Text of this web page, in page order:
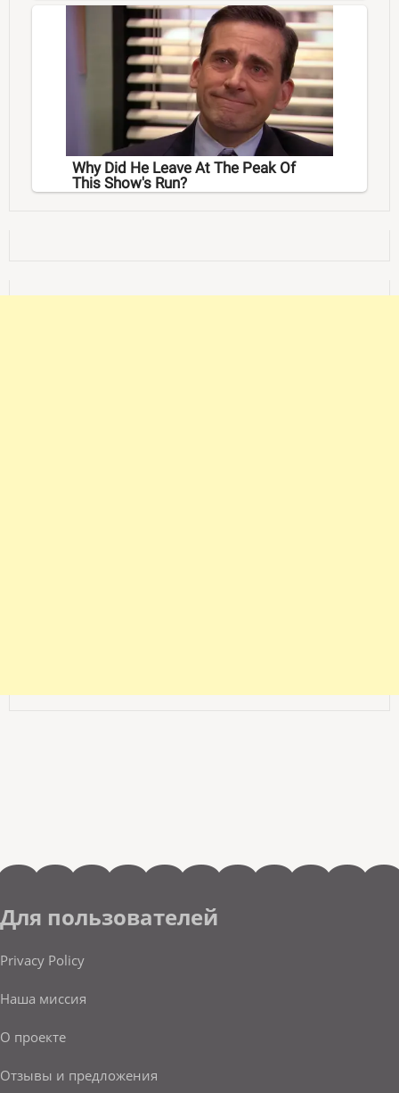
Why Did He Leave At The Peak Of
This Show's Run?
Для пользователей
Privacy Policy
Наша миссия
О проекте
Отзывы и предложения